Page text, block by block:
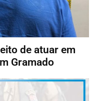
de atuar em
Gramado